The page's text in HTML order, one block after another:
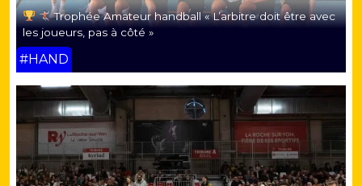
Trophée Amateur handball « L’arbitre doit être avec
les joueurs, pas à côté »
#HAND